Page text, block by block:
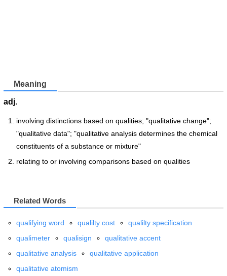
Meaning
adj.
involving distinctions based on qualities; "qualitative change";
"qualitative data"; "qualitative analysis determines the chemical
constituents of a substance or mixture"
relating to or involving comparisons based on qualities
Related Words
qualifying word qualilty cost
qualilty specification
qualimeter
qualisign
qualitative accent
qualitative analysis
qualitative application
qualitative atomism